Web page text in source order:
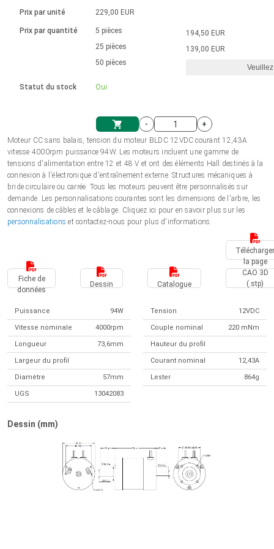
Système d'unité
Panier
Solénoïdes
Ø 28-42| 1-1400 rpm | <= 290Ncm
Contrôleur de moteur CC sans
Pilotes de moteurs à courant
continu à balais série DPWM
Pilotes de moteur pas à pas
Synchrone-Asynchrone | pour 1-4 actionneurs
Boîtes de contrôle
Synchrone-Asynchrone | pour 1-4 actionneurs
Français (EUR)
Polski (EUR)
Norsk (NOK)
Suomi (EUR)
Prix par unité
Prix par quantité
Statut du stock
229,00 EUR
5 pièces
25 pièces
50 pièces
Oui
194,50 EUR
139,00 EUR
-
+
Moteur CC sans balais, tension du moteur BLDC 12VDC courant 12,43A
vitesse 4000rpm puissance 94W. Les moteurs incluent une gamme de
tensions d'alimentation entre 12 et 48 V et ont des éléments Hall destinés à la
connexion à l'électronique d'entraînement externe. Structures mécaniques à
bride circulaire ou carrée. Tous les moteurs peuvent être personnalisés sur
demande. Les personnalisations courantes sont les dimensions de l'arbre, les
connexions de câbles et le câblage. Cliquez ici pour en savoir plus sur les
personnalisationset contactez-nous pour plus d'informations.
Télécharger
la page
Fiche de
données
Dessin Catalogue
CAO 3D
(.stp)
Puissance 94W Tension 12VDC
Vitesse nominale 4000rpm Couple nominal 220 mNm
Longueur 73,6mm Hauteur du profil
Largeur du profil Courant nominal 12,43A
Diamètre 57mm Lester 864g
UGS 13042083
Dessin (mm)